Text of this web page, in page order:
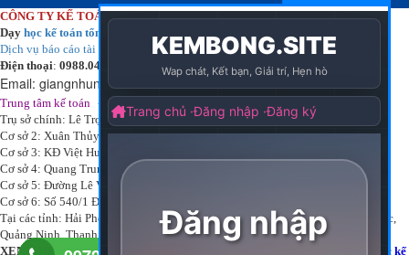
CÔNG TY KẾ TOÁN HÀ NỘI
Dạy học kế toán tổng hợp
Dịch vụ báo cáo tài chính
chuyên nghiệp uy tín giá rẻ
Điện thoại: 0988.043.053
Email: giangnhungkthn@gmail.com
Trung tâm kế toán - Công ty kế toán hà nội ạy tại:
Trụ sở chính: Lê Trọng Tấn - Thanh Xuân - Hà Nội
Cơ sở 2: Xuân Thủy - Cầu Giấy - Hà Nội
Cơ sở 3: KĐ Việt Hưng - Long Biên - Hà Nội
Cơ sở 4: Quang Trung - Hà Đông - Hà Nội
Cơ sở 5: Đường Lê Văn Thịnh – P. Suối Hoa– Tp. Bắc Ninh.
Cơ sở 6: Số 540/1 Đường Cách mạng tháng 8 – Quận 3 – Tp. Hồ Chí Minh.
Tại các tỉnh: Hải Phòng, Nam Định, Bắc Ninh, Thái bình, Bắc Giang, Vĩnh Phúc,
Quảng Ninh, Thanh Hóa, Phú Thọ, Thái Nguyên, TPHCM
XEM THÊM DANH MỤC:
Học kế